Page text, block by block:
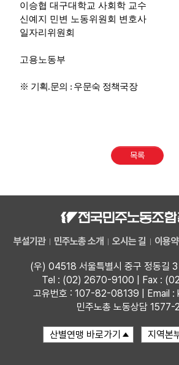
이승협 대구대학교 사회학 교수
신예지 민변 노동위원회 변호사
일자리위원회
고용노동부
※ 기획.문의 : 우문숙 정책국장
목록
부설기관 민주노총 소개 오시는 길 이용
(우) 04518 서울특별시 중구 정동길
Tel : (02) 2670-9100 | Fax :
고유번호 : 107-82-08139 | Email
민주노총 노동상담